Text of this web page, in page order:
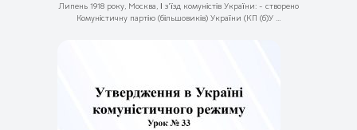
Липень 1918 року, Москва, І з'їзд комуністів України: - створено
Комуністичну партію (більшовиків) України (КП (б)У ...